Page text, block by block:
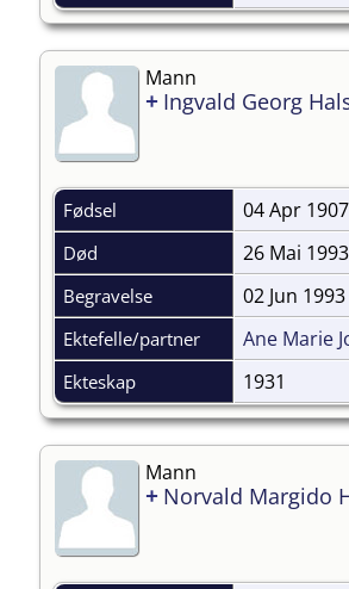
Mann
+ Ingvald Georg
Fødsel 04 Apr 1907
Død 26 Mai 1993
Begravelse 02 Jun 1993
Ektefelle/partner Ane Marie
Ekteskap 1931
Mann
+ Norvald Margido